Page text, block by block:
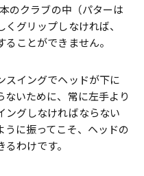
のクラブの中（パターは
グリップしなければ、
ことができません。
スイングでヘッドが下に
いために、常に左手より
ングしなければならない
うに振ってこそ、ヘッドの
わけです。